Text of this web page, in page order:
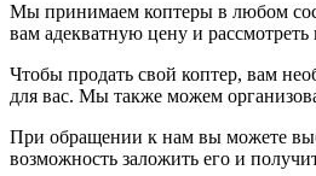
Мы принимаем коптеры в любом
вам адекватную цену и
Чтобы продать свой коптер, вам
для вас. Мы также можем
При обращении к нам вы можете
возможность заложить его и